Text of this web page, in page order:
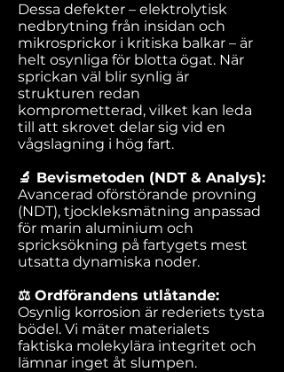
Dessa defekter – elektrolytisk
nedbrytning från insidan och
mikrosprickor i kritiska balkar – är
helt osynliga för blotta ögat. När
sprickan väl blir synlig är
strukturen redan
komprometterad, vilket kan leda
till att skrovet delar sig vid en
vågslagning i hög fart.
🔬 Bevismetoden (NDT & Analys):
Avancerad oförstörande provning
(NDT), tjockleksmätning anpassad
för marin aluminium och
spricksökning på fartygets mest
utsatta dynamiska noder.
⚖️ Ordförandens utlåtande:
Osynlig korrosion är rederiets tysta
bödel. Vi mäter materialets
faktiska molekylära integritet och
lämnar inget åt slumpen.